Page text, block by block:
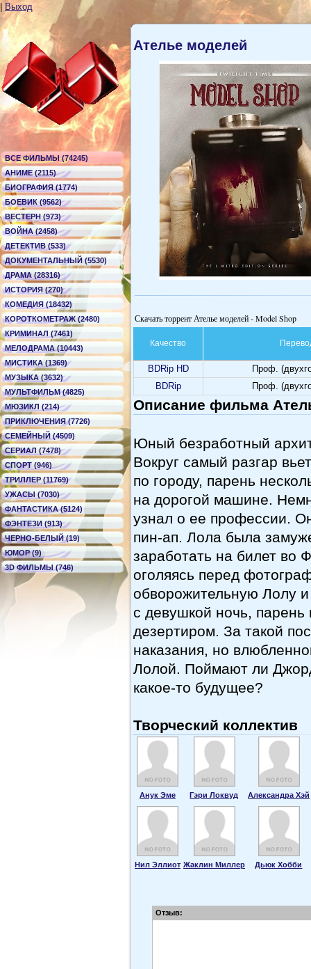
Выход
ВСЕ ФИЛЬМЫ (74245)
АНИМЕ (2115)
БИОГРАФИЯ (1774)
БОЕВИК (9562)
ВЕСТЕРН (973)
ВОЙНА (2458)
ДЕТЕКТИВ (533)
ДОКУМЕНТАЛЬНЫЙ (5530)
ДРАМА (28316)
ИСТОРИЯ (270)
КОМЕДИЯ (18432)
КОРОТКОМЕТРАЖ (2480)
КРИМИНАЛ (7461)
МЕЛОДРАМА (10443)
МИСТИКА (1369)
МУЗЫКА (3632)
МУЛЬТФИЛЬМ (4825)
МЮЗИКЛ (214)
ПРИКЛЮЧЕНИЯ (7726)
СЕМЕЙНЫЙ (4509)
СЕРИАЛ (7478)
СПОРТ (946)
ТРИЛЛЕР (11769)
УЖАСЫ (7030)
ФАНТАСТИКА (5124)
ФЭНТЕЗИ (913)
ЧЕРНО-БЕЛЫЙ (19)
ЮМОР (9)
3D ФИЛЬМЫ (746)
Ателье моделей
Скачать торрент Ателье моделей - Model Shop
Качество
BDRip HD
Проф.
BDRip
Проф.
Описание фильма
Юный безработный
Вокруг самый разгар
по городу, парень
на дорогой машине.
узнал о ее профессии.
пин-ап. Лола была
заработать на билет во
оголяясь перед
обворожительную Лолу
с девушкой ночь,
дезертиром. За такой
наказания, но
Лолой. Поймают ли
какое-то будущее?
Творческий коллектив
Анук Эме Гэри Локвуд Александра Хэй
Нил Эллиот Жаклин Миллер Дьюк Хобби
Отзыв: